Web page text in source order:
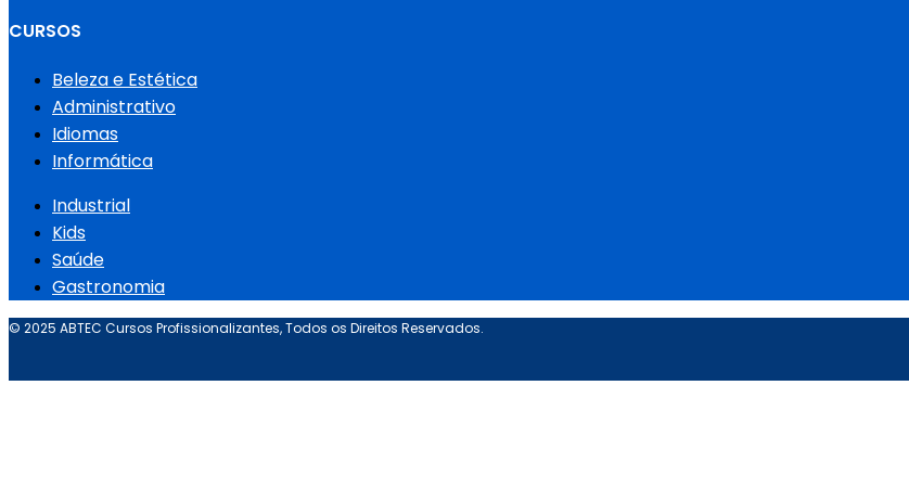
CURSOS
Beleza e Estética
Administrativo
Idiomas
Informática
Industrial
Kids
Saúde
Gastronomia
© 2025 ABTEC Cursos Profissionalizantes, Todos os Direitos Reservados.